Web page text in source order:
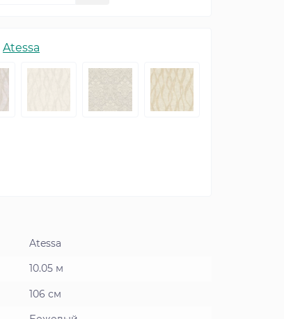
Atessa
Atessa
10.05 м
106 см